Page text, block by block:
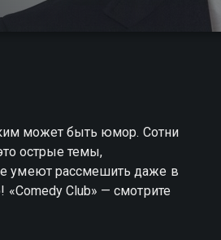
может быть юмор. Сотни
острые темы,
умеют рассмешить даже в
Club» — смотрите